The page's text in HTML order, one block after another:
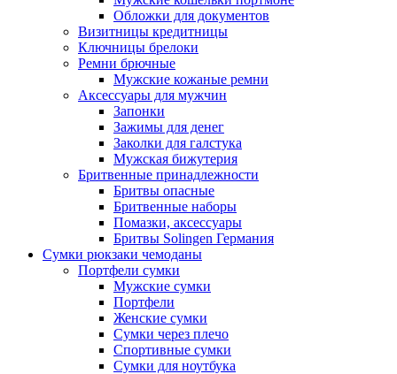
Обложки для документов
Визитницы кредитницы
Ключницы брелоки
Ремни брючные
Мужские кожаные ремни
Аксессуары для мужчин
Запонки
Зажимы для денег
Заколки для галстука
Мужская бижутерия
Бритвенные принадлежности
Бритвы опасные
Бритвенные наборы
Помазки, аксессуары
Бритвы Solingen Германия
Сумки рюкзаки чемоданы
Портфели сумки
Мужские сумки
Портфели
Женские сумки
Сумки через плечо
Спортивные сумки
Сумки для ноутбука